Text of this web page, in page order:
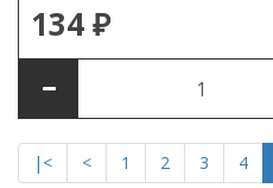
134 ₽
|< < 1 2 3 4